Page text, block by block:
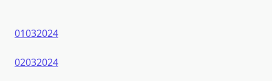
01032024
02032024